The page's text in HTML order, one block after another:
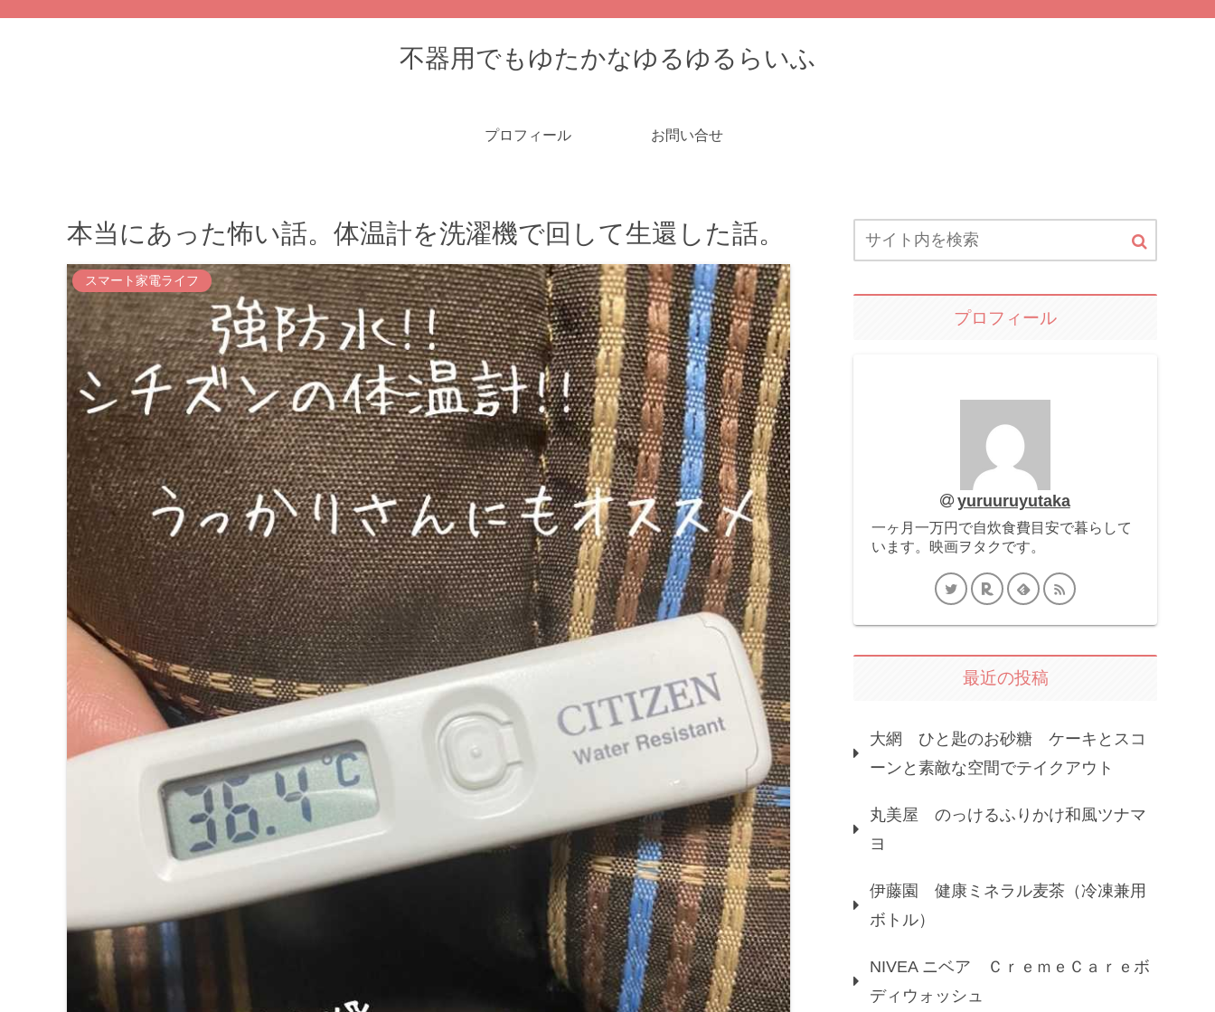
不器用でもゆたかなゆるゆるらいふ
プロフィール お問い合せ
本当にあった怖い話。体温計を洗濯機で回して生還した話。
スマート家電ライフ
プロフィール
yuruuruyutaka
一ヶ月一万円で自炊食費目安で暮らして
います。映画ヲタクです。
最近の投稿
大網 ひと匙のお砂糖 ケーキとスコ
ーンと素敵な空間でテイクアウト
丸美屋 のっけるふりかけ和風ツナマ
ヨ
伊藤園 健康ミネラル麦茶（冷凍兼用
ボトル）
NIVEA ニベア ＣｒｅｍｅＣａｒｅボ
ディウォッシュ